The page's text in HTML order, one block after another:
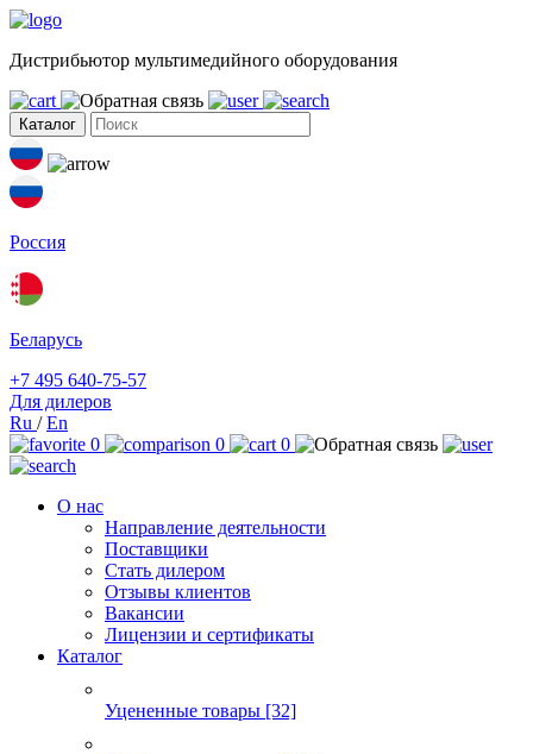
Дистрибьютор мультимедийного оборудования
Каталог
Россия
Беларусь
+7 495 640-75-57
Для дилеров
Ru /En
0
0 0
О нас
Направление деятельности
Поставщики
Стать дилером
Отзывы клиентов
Вакансии
Лицензии и сертификаты
Каталог
Уцененные товары [32]